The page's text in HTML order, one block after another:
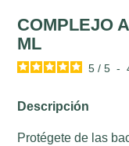
COMPLEJO
ML
5 / 5 -
Descripción
Protégete de las